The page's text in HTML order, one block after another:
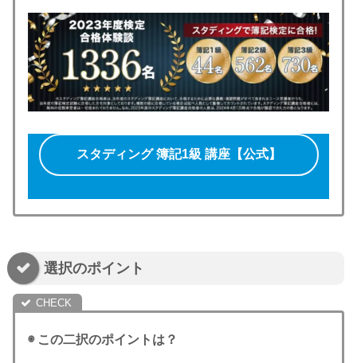
スタディング 簿記1級 講座【公式】
選択のポイント
◉ この二択のポイントは？